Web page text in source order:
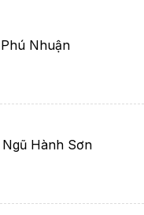
Nhuận
Hành Sơn